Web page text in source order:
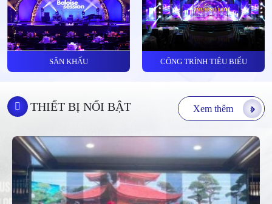
SÂN KHẤU CÔNG TRÌNH TIÊU BIỂU
THIẾT BỊ NỔI BẬT Xem thêm